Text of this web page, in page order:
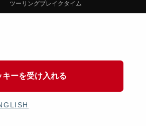
ツーリングブレイクタイム
ーを受け入れる